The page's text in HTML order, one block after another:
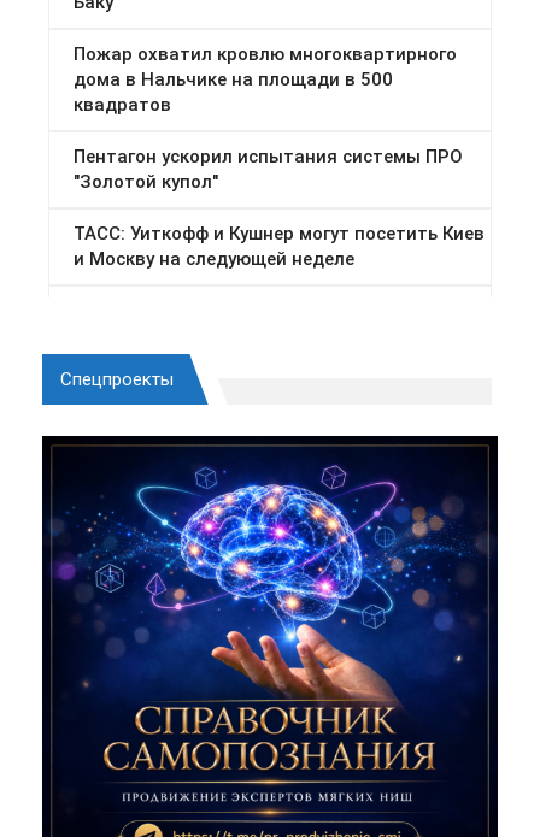
Спецпроекты